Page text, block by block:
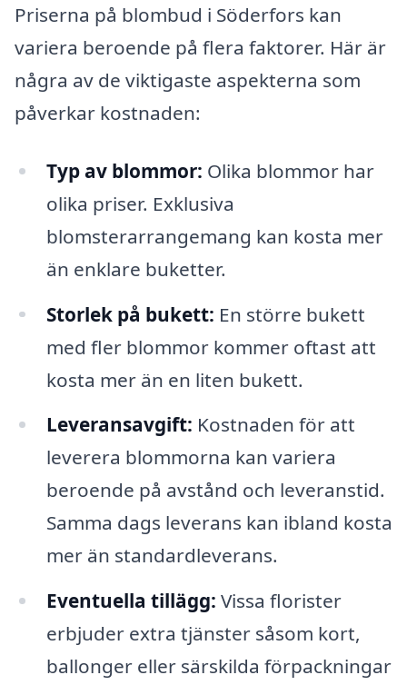
Priserna på blombud i Söderfors kan
variera beroende på flera faktorer. Här är
några av de viktigaste aspekterna som
påverkar kostnaden:
Typ av blommor: Olika blommor har
olika priser. Exklusiva
blomsterarrangemang kan kosta mer
än enklare buketter.
Storlek på bukett: En större bukett
med fler blommor kommer oftast att
kosta mer än en liten bukett.
Leveransavgift: Kostnaden för att
leverera blommorna kan variera
beroende på avstånd och leveranstid.
Samma dags leverans kan ibland kosta
mer än standardleverans.
Eventuella tillägg: Vissa florister
erbjuder extra tjänster såsom kort,
ballonger eller särskilda förpackningar